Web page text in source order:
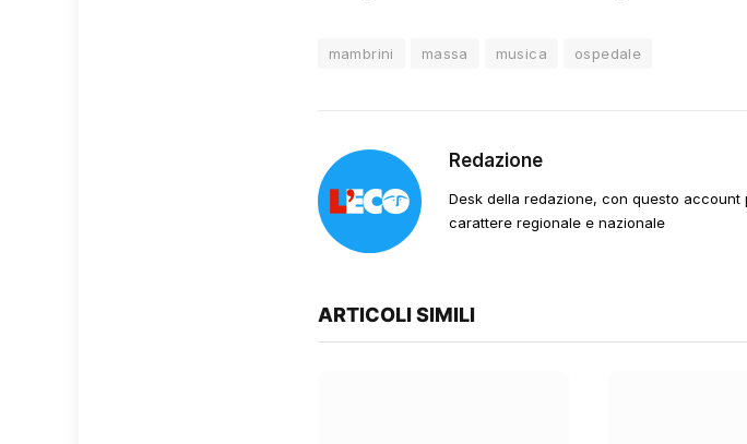
mambrini massa musica ospedale
Redazione
Desk della redazione, con questo
carattere regionale e nazionale
ARTICOLI SIMILI